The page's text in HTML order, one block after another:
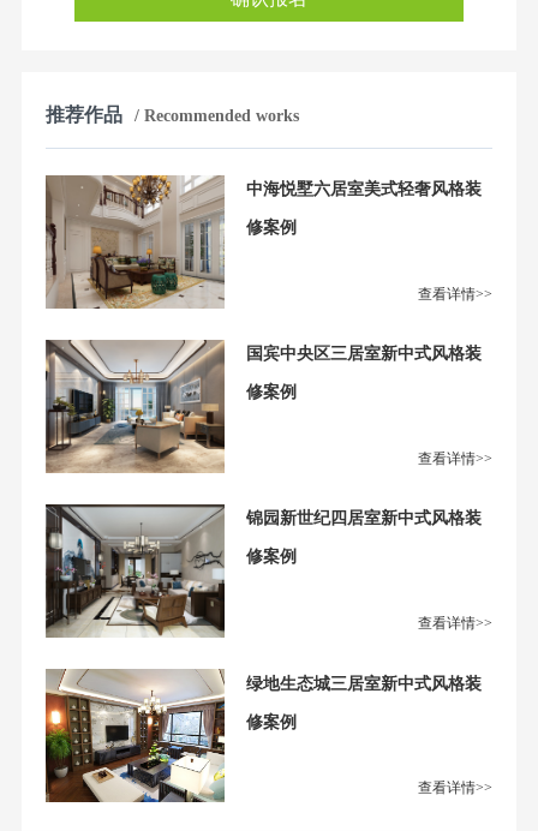
推荐作品 / Recommended works
中海悦墅六居室美式轻奢风格装
修案例
查看详情>>
国宾中央区三居室新中式风格装
修案例
查看详情>>
锦园新世纪四居室新中式风格装
修案例
查看详情>>
绿地生态城三居室新中式风格装
修案例
查看详情>>